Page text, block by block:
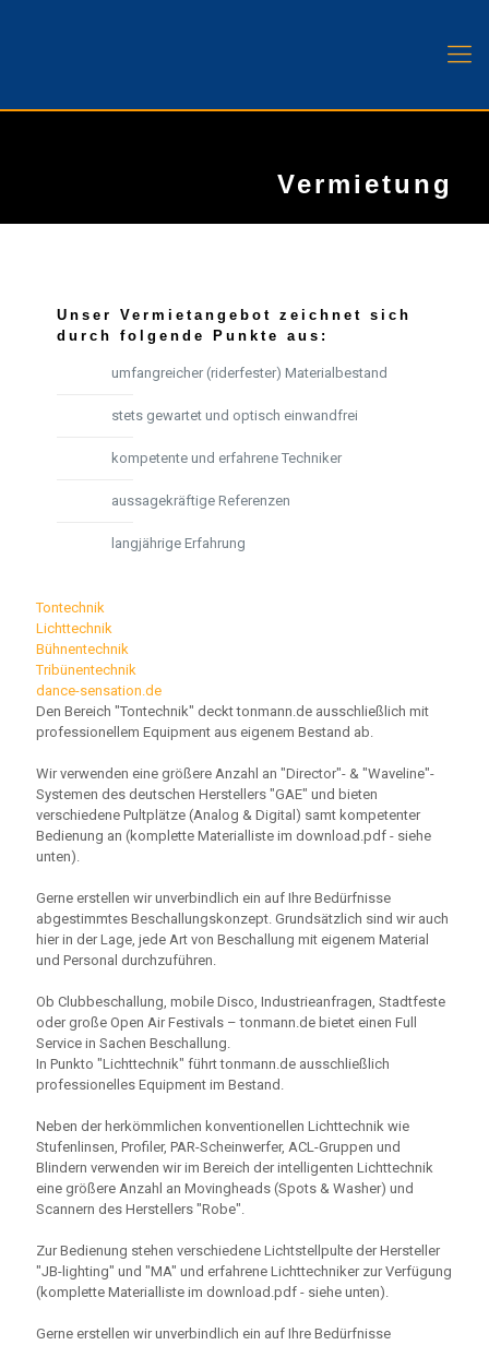
Vermietung
Unser Vermietangebot zeichnet sich
durch folgende Punkte aus:
umfangreicher (riderfester) Materialbestand
stets gewartet und optisch einwandfrei
kompetente und erfahrene Techniker
aussagekräftige Referenzen
langjährige Erfahrung
Tontechnik
Lichttechnik
Bühnentechnik
Tribünentechnik
dance-sensation.de
Den Bereich "Tontechnik" deckt tonmann.de ausschließlich mit
professionellem Equipment aus eigenem Bestand ab.
Wir verwenden eine größere Anzahl an "Director"- & "Waveline"-
Systemen des deutschen Herstellers "GAE" und bieten
verschiedene Pultplätze (Analog & Digital) samt kompetenter
Bedienung an (komplette Materialliste im download.pdf - siehe
unten).
Gerne erstellen wir unverbindlich ein auf Ihre Bedürfnisse
abgestimmtes Beschallungskonzept. Grundsätzlich sind wir auch
hier in der Lage, jede Art von Beschallung mit eigenem Material
und Personal durchzuführen.
Ob Clubbeschallung, mobile Disco, Industrieanfragen, Stadtfeste
oder große Open Air Festivals – tonmann.de bietet einen Full
Service in Sachen Beschallung.
In Punkto "Lichttechnik" führt tonmann.de ausschließlich
professionelles Equipment im Bestand.
Neben der herkömmlichen konventionellen Lichttechnik wie
Stufenlinsen, Profiler, PAR-Scheinwerfer, ACL-Gruppen und
Blindern verwenden wir im Bereich der intelligenten Lichttechnik
eine größere Anzahl an Movingheads (Spots & Washer) und
Scannern des Herstellers "Robe".
Zur Bedienung stehen verschiedene Lichtstellpulte der Hersteller
"JB-lighting" und "MA" und erfahrene Lichttechniker zur Verfügung
(komplette Materialliste im download.pdf - siehe unten).
Gerne erstellen wir unverbindlich ein auf Ihre Bedürfnisse